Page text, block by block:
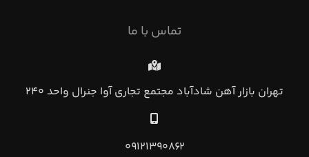
تماس با ما
تهران بازار آهن شادآباد مجتمع تجاري آوا جنرال واحد ۲۴۰
۰۹۱۲۱۳۹۰۸۶۲